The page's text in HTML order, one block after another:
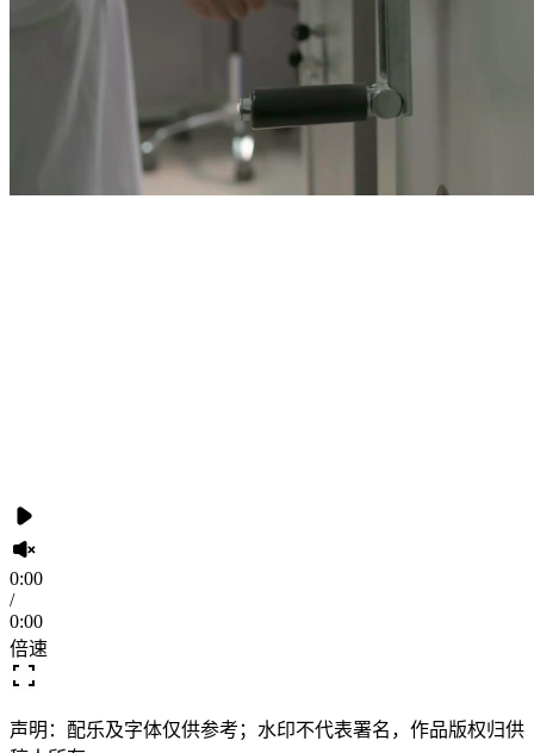
0:00
/
0:00
倍速
声明：配乐及字体仅供参考；水印不代表署名，作品版权归供